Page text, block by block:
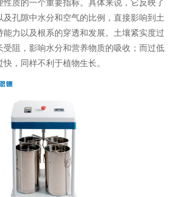
性质的一个重要指标。具体来说，它反映了
及孔隙中水分和空气的比例，直接影响到土
能力以及根系的穿透和发展。土壤紧实度过
受阻，影响水分和营养物质的吸收；而过低
，同样不利于植物生长。